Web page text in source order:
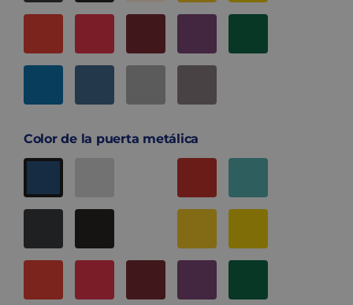
Color de la puerta metálica